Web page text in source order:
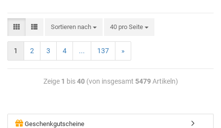
Sortieren nach 40 pro Seite
1 2 3 4 ... 137 »
Zeige 1 bis40(von insgesamt 5479Artikeln)
Geschenkgutscheine